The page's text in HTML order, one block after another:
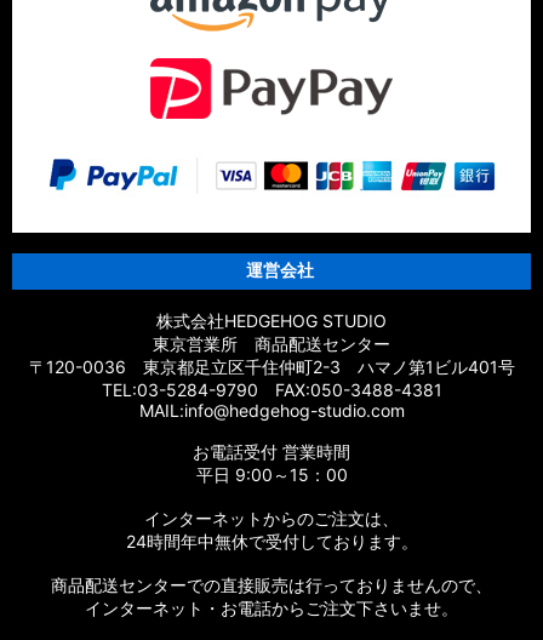
運営会社
株式会社HEDGEHOG STUDIO
東京営業所 商品配送センター
〒120-0036 東京都足立区千住仲町2-3 ハマノ第1ビル401号
TEL:03-5284-9790 FAX:050-3488-4381
MAIL:info@hedgehog-studio.com
お電話受付 営業時間
平日 9:00～15：00
インターネットからのご注文は、
24時間年中無休で受付しております。
商品配送センターでの直接販売は行っておりませんので、
インターネット・お電話からご注文下さいませ。